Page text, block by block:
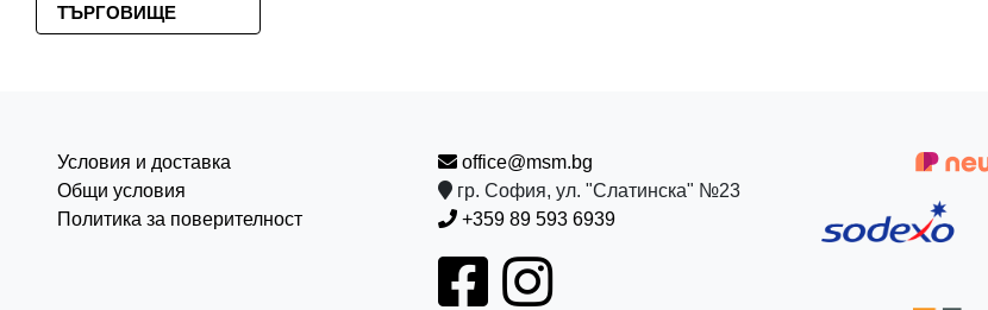
ТЪРГОВИЩЕ
Условия и доставка
Общи условия
Политика за поверителност
office@msm.bg
гр. София, ул. "Слатинска" №23
+359 89 593 6939